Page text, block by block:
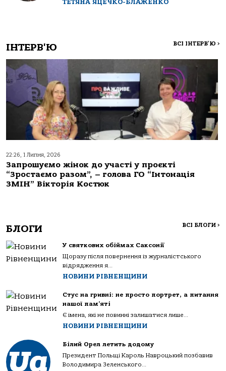
ТЕТЯНА ЯЦЕЧКО-БЛАЖЕНКО
ІНТЕРВ'Ю ВСІ ІНТЕРВ'Ю >
22:26, 1 Липня, 2026
Запрошуємо жінок до участі у проєкті
“Зростаємо разом”, – голова ГО “Інтонація
ЗМІН” Вікторія Костюк
БЛОГИ ВСІ БЛОГИ >
У святкових обіймах Саксонії
Щоразу після повернення із журналістського
відрядження я...
НОВИНИ РІВНЕНЩИНИ
Стус на гривні: не просто портрет, а питання
нашої пам’яті
Є імена, які не повинні залишатися лише...
НОВИНИ РІВНЕНЩИНИ
Білий Орел летить додому
Президент Польщі Кароль Навроцький позбавив
Володимира Зеленського...